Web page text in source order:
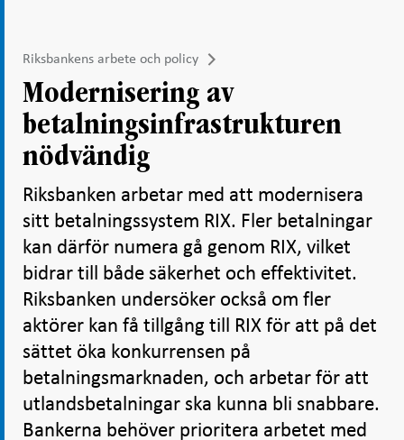
Riksbankens arbete och policy
Modernisering av
betalningsinfrastrukturen
nödvändig
Riksbanken arbetar med att modernisera
sitt betalningssystem RIX. Fler betalningar
kan därför numera gå genom RIX, vilket
bidrar till både säkerhet och effektivitet.
Riksbanken undersöker också om fler
aktörer kan få tillgång till RIX för att på det
sättet öka konkurrensen på
betalningsmarknaden, och arbetar för att
utlandsbetalningar ska kunna bli snabbare.
Bankerna behöver prioritera arbetet med